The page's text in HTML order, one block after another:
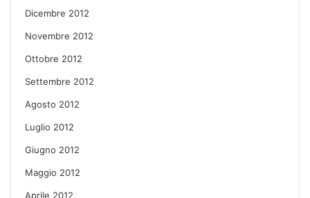
Dicembre 2012
Novembre 2012
Ottobre 2012
Settembre 2012
Agosto 2012
Luglio 2012
Giugno 2012
Maggio 2012
Aprile 2012